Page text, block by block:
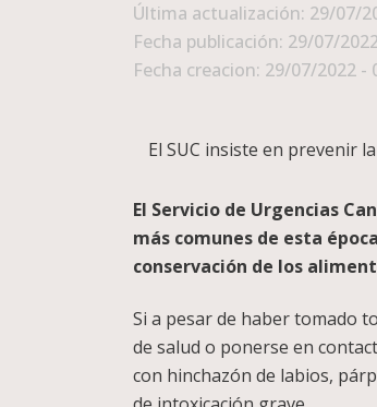
Última actualización: 29/07/
Fecha publicación: 29/07/
Fecha creacion: 29/07/2022 -
El SUC insiste en prevenir
El Servicio de Urgencias
más comunes de esta
conservación de los
Si a pesar de haber tomado
de salud o ponerse en
con hinchazón de labios,